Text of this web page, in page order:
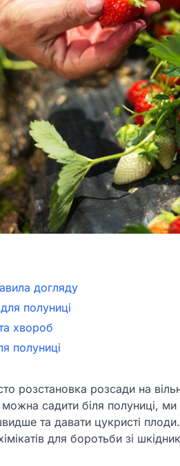
догляду
полуниці
хвороб
полуниці
розстановка розсади на
садити біля полуниці,
та давати цукристі
для боротьби зі